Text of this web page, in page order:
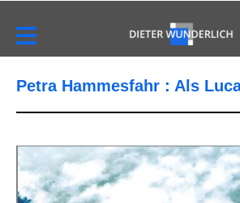
Petra Hammesfahr : Als